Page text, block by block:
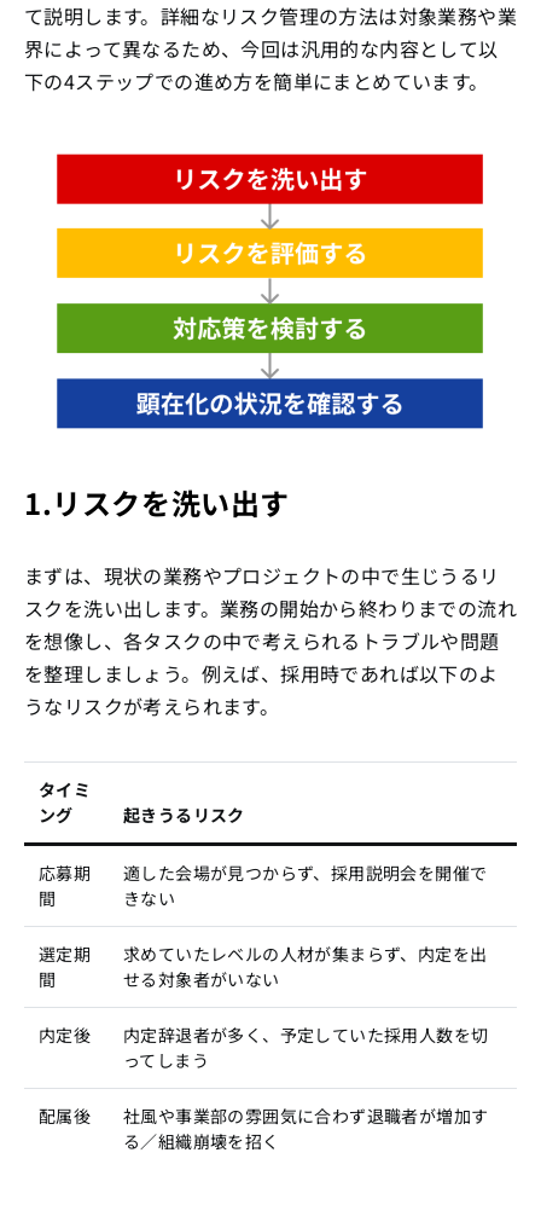
て説明します。詳細なリスク管理の方法は対象業務や業
界によって異なるため、今回は汎用的な内容として以
下の4ステップでの進め方を簡単にまとめています。
1.リスクを洗い出す
まずは、現状の業務やプロジェクトの中で生じうるリ
スクを洗い出します。業務の開始から終わりまでの流れ
を想像し、各タスクの中で考えられるトラブルや問題
を整理しましょう。例えば、採用時であれば以下のよ
うなリスクが考えられます。
タイミ
ング
起きうるリスク
応募期
間
適した会場が見つからず、採用説明会を開催で
きない
選定期
間
求めていたレベルの人材が集まらず、内定を出
せる対象者がいない
内定後
内定辞退者が多く、予定していた採用人数を切
ってしまう
配属後
社風や事業部の雰囲気に合わず退職者が増加す
る／組織崩壊を招く